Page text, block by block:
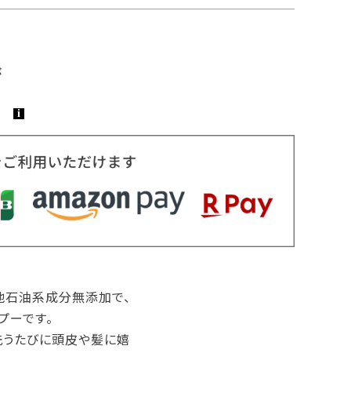
油系成分無添加で、
です。
うたびに頭皮や髪に嬉